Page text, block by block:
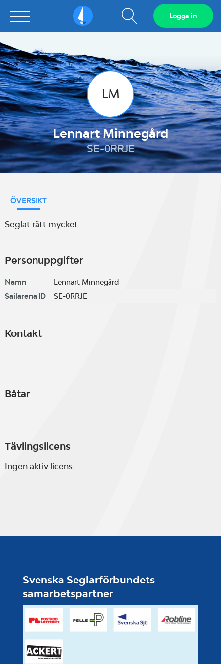
Sailarena Visa
sökfält
Logga in
LM
Lennart Minnegård
SE-0RRJE
ÖVERSIKT
Seglat rätt mycket
Personuppgifter
Namn
Lennart Minnegård
Sailarena ID
SE-0RRJE
Kontakt
Båtar
Tävlingslicens
Ingen aktiv licens
Svenska Seglarförbundets
samarbetspartner